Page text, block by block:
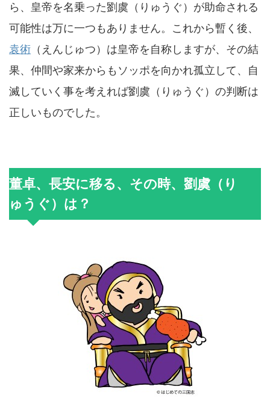
ら、皇帝を名乗った劉虞（りゅうぐ）が助命される
可能性は万に一つもありません。これから暫く後、
袁術 （えんじゅつ）は皇帝を自称しますが、その結
果、仲間や家来からもソッポを向かれ孤立して、自
滅していく事を考えれば劉虞（りゅうぐ）の判断は
正しいものでした。
董卓、長安に移る、その時、劉虞（り
ゅうぐ）は？